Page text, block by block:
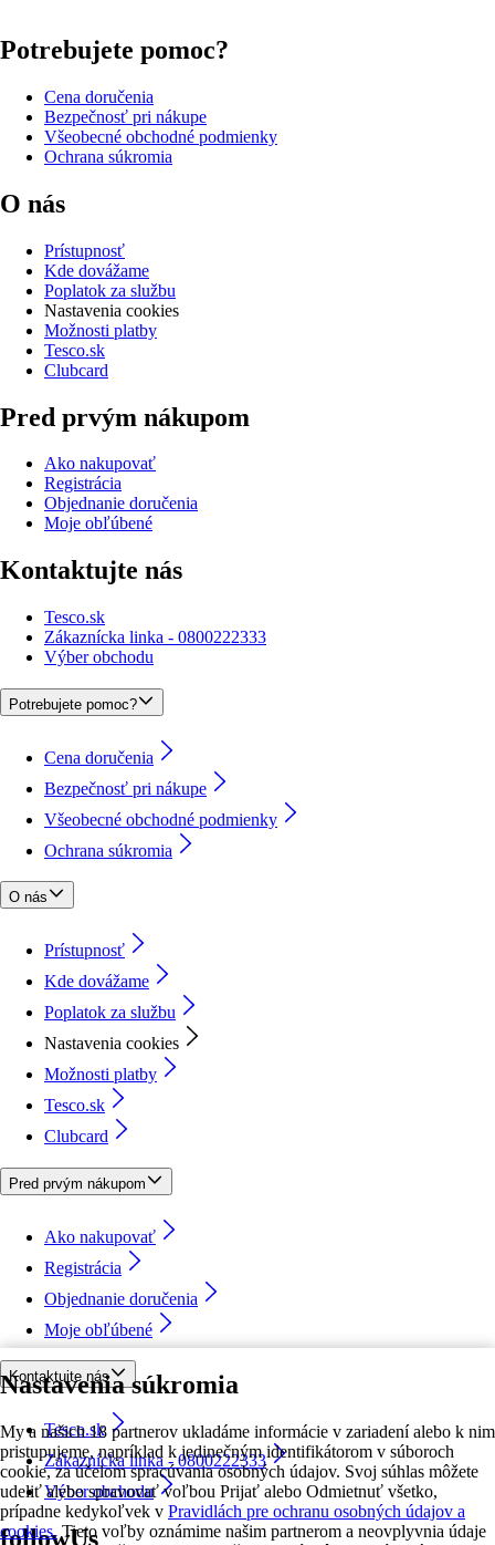
Nastavenia súkromia
My a našich 18 partnerov ukladáme informácie v zariadení alebo k nim
pristupujeme, napríklad k jedinečným identifikátorom v súboroch
cookie, za účelom spracúvania osobných údajov. Svoj súhlas môžete
udeliť alebo spravovať voľbou Prijať alebo Odmietnuť všetko,
prípadne kedykoľvek v Pravidlách pre ochranu osobných údajov a
cookies. Tieto voľby oznámime našim partnerom a neovplyvnia údaje
Potrebujete pomoc?
Cena doručenia
Bezpečnosť pri nákupe
Všeobecné obchodné podmienky
Ochrana súkromia
O nás
Prístupnosť
Kde dovážame
Poplatok za službu
Nastavenia cookies
Možnosti platby
Tesco.sk
Clubcard
Pred prvým nákupom
Ako nakupovať
Registrácia
Objednanie doručenia
Moje obľúbené
Kontaktujte nás
Tesco.sk
Zákaznícka linka - 0800222333
Výber obchodu
Potrebujete pomoc?
Cena doručenia
Bezpečnosť pri nákupe
Všeobecné obchodné podmienky
Ochrana súkromia
O nás
Prístupnosť
Kde dovážame
Poplatok za službu
Nastavenia cookies
Možnosti platby
Tesco.sk
Clubcard
Pred prvým nákupom
Ako nakupovať
Registrácia
Objednanie doručenia
Moje obľúbené
Kontaktujte nás
Tesco.sk
Zákaznícka linka - 0800222333
Výber obchodu
followUs